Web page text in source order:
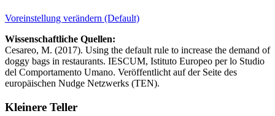
Voreinstellung verändern (Default)
Wissenschaftliche Quellen:
Cesareo, M. (2017). Using the default rule to increase the demand of
doggy bags in restaurants. IESCUM, Istituto Europeo per lo Studio
del Comportamento Umano. Veröffentlicht auf der Seite des
europäischen Nudge Netzwerks (TEN).
Kleinere Teller